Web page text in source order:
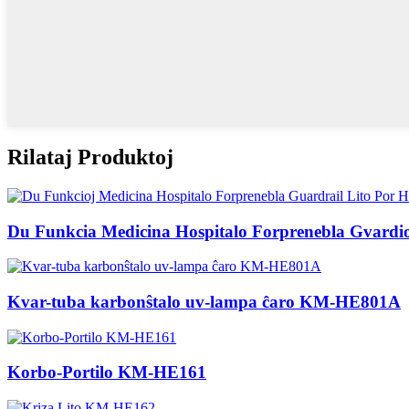
Rilataj Produktoj
Du Funkcia Medicina Hospitalo Forprenebla
Kvar-tuba karbonŝtalo uv-lampa ĉaro KM-HE801A
Korbo-Portilo KM-HE161